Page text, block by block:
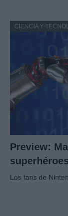
CIENCIA Y
Preview:
Los fans de